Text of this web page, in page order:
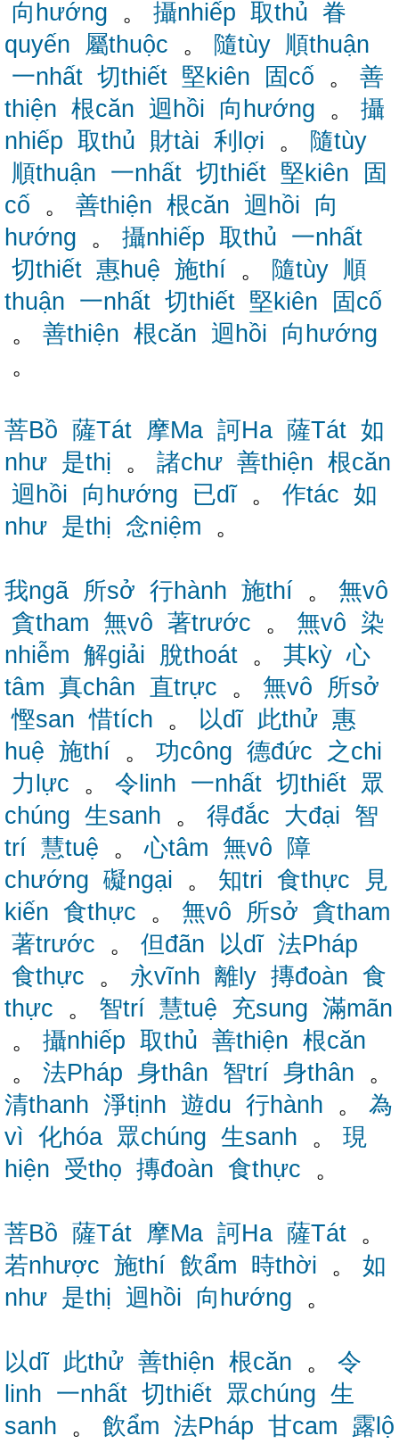
向hướng 。 攝nhiếp 取thủ 眷
quyến
屬thuộc 。 隨tùy 順thuận
一nhất 切thiết 堅kiên 固cố 。 善
thiện 根căn 迴hồi 向hướng 。 攝
nhiếp 取thủ 財tài 利lợi 。 隨tùy
順thuận 一nhất 切thiết 堅kiên
固
cố 。 善thiện 根căn 迴hồi
向
hướng 。 攝nhiếp 取thủ 一nhất
切thiết 惠huệ 施thí 。 隨tùy 順
thuận 一nhất 切thiết 堅kiên
固cố
。 善thiện 根căn 迴hồi
向hướng
。
菩Bồ 薩Tát 摩Ma 訶Ha 薩Tát 如
như 是thị 。 諸chư 善thiện 根căn
迴hồi
向hướng 已dĩ。 作tác 如
như 是thị 念niệm 。
我ngã 所sở 行hành 施thí 。 無vô
貪tham 無vô 著trước 。 無vô 染
nhiễm 解giải 脫thoát 。 其kỳ 心
tâm 真chân 直trực 。 無vô
所sở
慳san 惜tích 。 以dĩ 此thử 惠
huệ 施thí 。 功công 德đức
之chi
力lực 。 令linh 一nhất 切thiết 眾
chúng 生sanh 。 得đắc 大đại 智
trí 慧tuệ 。心tâm 無vô
障
chướng 礙ngại 。 知tri 食thực
見
kiến 食thực 。 無vô 所sở 貪tham
著trước 。 但đãn 以dĩ 法Pháp
食thực 。 永vĩnh 離ly 摶đoàn 食
thực 。 智trí 慧tuệ 充sung 滿mãn
。 攝nhiếp 取thủ 善thiện 根căn
。 法Pháp 身thân 智trí 身thân 。
清thanh 淨tịnh 遊du 行hành 。 為
vì 化hóa 眾chúng 生sanh 。 現
hiện 受thọ 摶đoàn 食thực 。
菩Bồ 薩Tát 摩Ma 訶Ha 薩Tát 。
若nhược 施thí 飲ẩm 時thời 。 如
như 是thị 迴hồi 向hướng 。
以dĩ 此thử 善thiện 根căn 。 令
linh 一nhất 切thiết 眾chúng 生
sanh 。 飲ẩm 法Pháp 甘cam
露lộ